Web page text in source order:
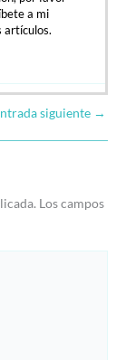
a mi
artículos.
siguiente →
Los campos